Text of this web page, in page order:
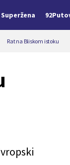
Superžena
Rat na Bliskom istoku